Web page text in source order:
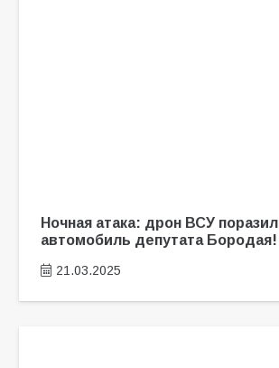
Ночная атака: дрон ВСУ поразил
автомобиль депутата Бородая!
21.03.2025